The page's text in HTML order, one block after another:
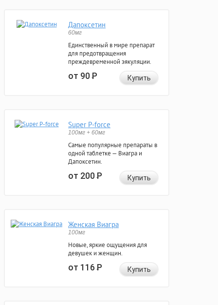
Дапоксетин
60мг
Единственный в мире препарат
для предотвращения
преждевременной эякуляции.
от 90Р Купить
Super P-force
100мг + 60мг
Самые популярные препараты в
одной таблетке — Виагра и
Дапоксетин.
от 200Р Купить
Женская Виагра
100мг
Новые, яркие ощущения для
девушек и женщин.
от 116Р Купить